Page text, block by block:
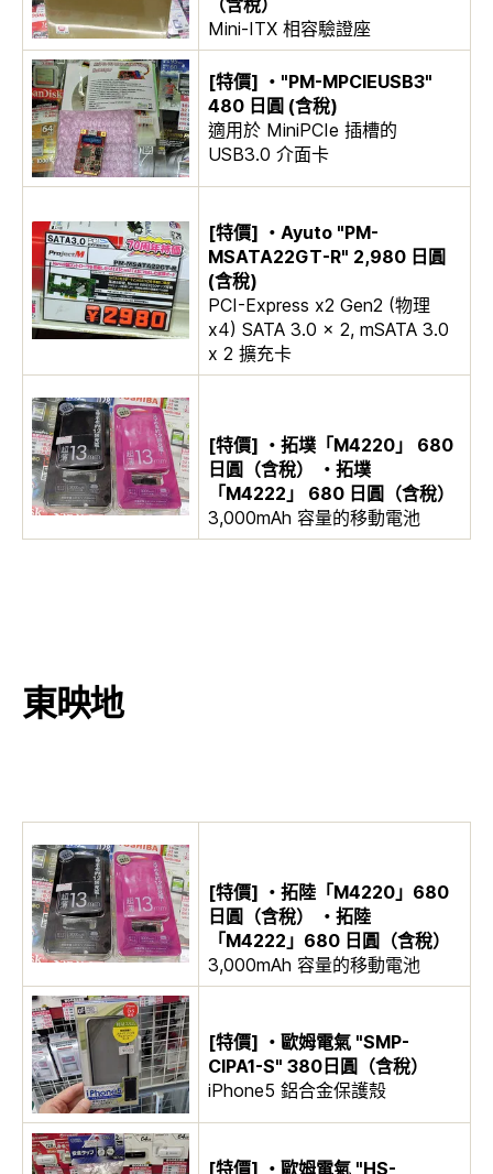
（含稅）
Mini-ITX 相容驗證座
[特價] ・"PM-MPCIEUSB3"
480 日圓 (含稅)
適用於 MiniPCIe 插槽的
USB3.0 介面卡
[特價] ・Ayuto "PM-
MSATA22GT-R" 2,980 日圓
(含稅)
PCI-Express x2 Gen2 (物理
x4) SATA 3.0 x 2, mSATA 3.0
x 2 擴充卡
[特價] ・拓墣「M4220」 680
日圓（含稅） ・拓墣
「M4222」 680 日圓（含稅）
3,000mAh 容量的移動電池
東映地
[特價] ・拓陸「M4220」680
日圓（含稅） ・拓陸
「M4222」680 日圓（含稅）
3,000mAh 容量的移動電池
[特價] ・歐姆電氣 "SMP-
CIPA1-S" 380日圓（含稅）
iPhone5 鋁合金保護殼
[特價] ・歐姆電氣 "HS-